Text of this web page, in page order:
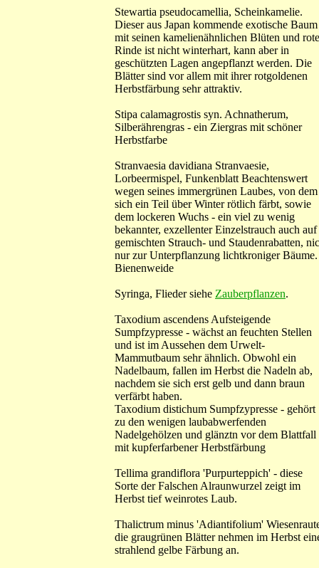
Stewartia pseudocamellia, Scheinkamelie.
Dieser aus Japan kommende exotische Baum
mit seinen kamelienähnlichen Blüten und
Rinde ist nicht winterhart, kann aber in
geschützten Lagen angepflanzt werden. Die
Blätter sind vor allem mit ihrer rotgoldenen
Herbstfärbung sehr attraktiv.
Stipa calamagrostis syn. Achnatherum,
Silberährengras - ein Ziergras mit schöner
Herbstfarbe
Stranvaesia davidiana Stranvaesie,
Lorbeermispel, Funkenblatt Beachtenswert
wegen seines immergrünen Laubes, von dem
sich ein Teil über Winter rötlich färbt, sowie
dem lockeren Wuchs - ein viel zu wenig
bekannter, exzellenter Einzelstrauch auch auf
gemischten Strauch- und Staudenrabatten,
nur zur Unterpflanzung lichtkroniger Bäume.
Bienenweide
Syringa, Flieder siehe Zauberpflanzen.
Taxodium ascendens Aufsteigende
Sumpfzypresse - wächst an feuchten Stellen
und ist im Aussehen dem Urwelt-
Mammutbaum sehr ähnlich. Obwohl ein
Nadelbaum, fallen im Herbst die Nadeln ab,
nachdem sie sich erst gelb und dann braun
verfärbt haben.
Taxodium distichum Sumpfzypresse - gehört
zu den wenigen laubabwerfenden
Nadelgehölzen und glänztn vor dem Blattfall
mit kupferfarbener Herbstfärbung
Tellima grandiflora 'Purpurteppich' - diese
Sorte der Falschen Alraunwurzel zeigt im
Herbst tief weinrotes Laub.
Thalictrum minus 'Adiantifolium'
die graugrünen Blätter nehmen im Herbst
strahlend gelbe Färbung an.